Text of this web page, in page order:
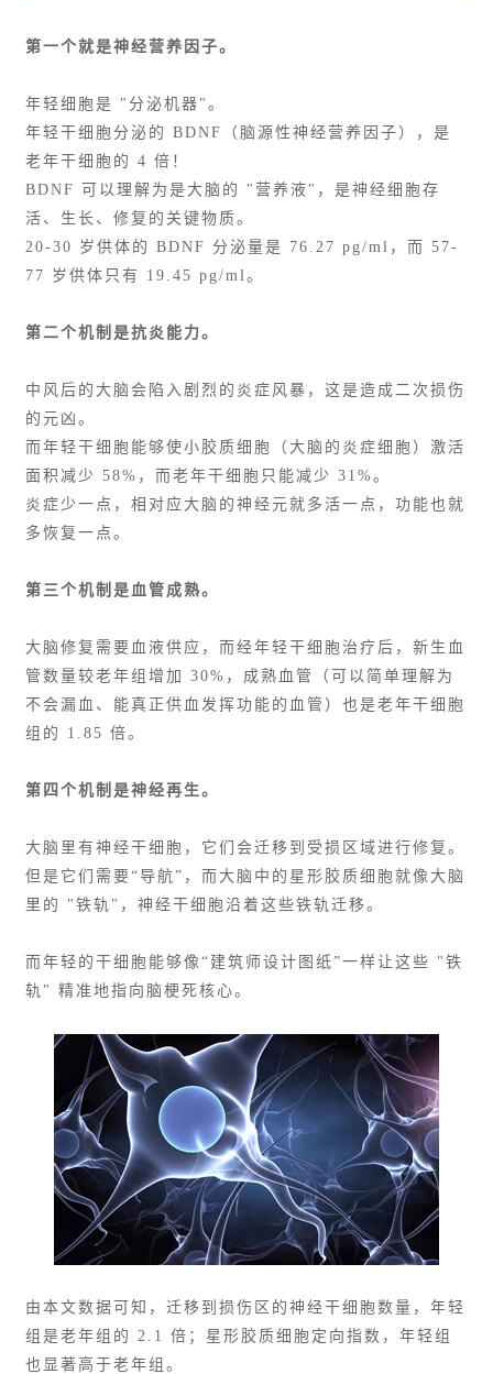
第一个就是神经营养因子。
年轻细胞是 "分泌机器"。
年轻干细胞分泌的 BDNF（脑源性神经营养因子），是
老年干细胞的 4 倍！
BDNF 可以理解为是大脑的 "营养液"，是神经细胞存
活、生长、修复的关键物质。
20-30 岁供体的 BDNF 分泌量是 76.27 pg/ml，而 57-
77 岁供体只有 19.45 pg/ml。
第二个机制是抗炎能力。
中风后的大脑会陷入剧烈的炎症风暴，这是造成二次损伤
的元凶。
而年轻干细胞能够使小胶质细胞（大脑的炎症细胞）激活
面积减少 58%，而老年干细胞只能减少 31%。
炎症少一点，相对应大脑的神经元就多活一点，功能也就
多恢复一点。
第三个机制是血管成熟。
大脑修复需要血液供应，而经年轻干细胞治疗后，新生血
管数量较老年组增加 30%，成熟血管（可以简单理解为
不会漏血、能真正供血发挥功能的血管）也是老年干细胞
组的 1.85 倍。
第四个机制是神经再生。
大脑里有神经干细胞，它们会迁移到受损区域进行修复。
但是它们需要“导航”，而大脑中的星形胶质细胞就像大脑
里的 "铁轨"，神经干细胞沿着这些铁轨迁移。
而年轻的干细胞能够像“建筑师设计图纸”一样让这些 "铁
轨" 精准地指向脑梗死核心。
由本文数据可知，迁移到损伤区的神经干细胞数量，年轻
组是老年组的 2.1 倍；星形胶质细胞定向指数，年轻组
也显著高于老年组。